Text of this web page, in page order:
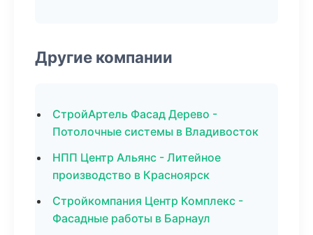
Другие компании
СтройАртель Фасад Дерево -
Потолочные системы в Владивосток
НПП Центр Альянс - Литейное
производство в Красноярск
Стройкомпания Центр Комплекс -
Фасадные работы в Барнаул